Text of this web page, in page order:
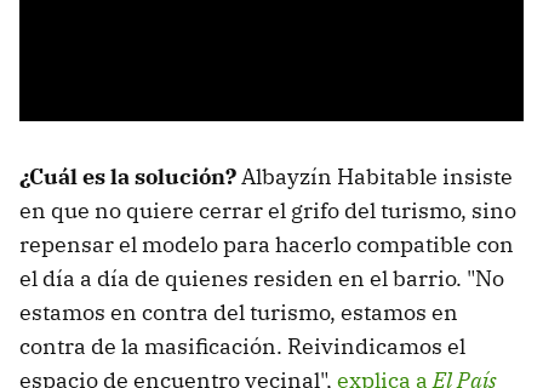
¿Cuál es la solución?Albayzín Habitable insiste
en que no quiere cerrar el grifo del turismo, sino
repensar el modelo para hacerlo compatible con
el día a día de quienes residen en el barrio. "No
estamos en contra del turismo, estamos en
contra de la masificación. Reivindicamos el
espacio de encuentro vecinal", explica aEl País